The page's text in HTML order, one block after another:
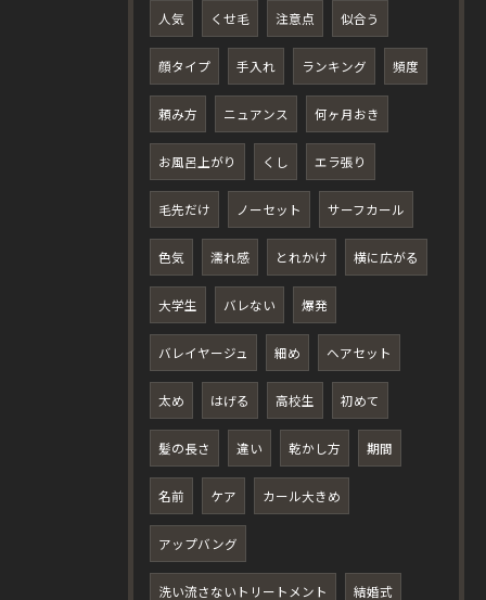
人気 くせ毛 注意点 似合う
顔タイプ 手入れ ランキング 頻度
頼み方 ニュアンス 何ヶ月おき
お風呂上がり くし エラ張り
毛先だけ ノーセット サーフカール
色気 濡れ感 とれかけ 横に広がる
大学生 バレない 爆発
バレイヤージュ 細め ヘアセット
太め はげる 高校生 初めて
髪の長さ 違い 乾かし方 期間
名前 ケア カール大きめ
アップバング
洗い流さないトリートメント 結婚式